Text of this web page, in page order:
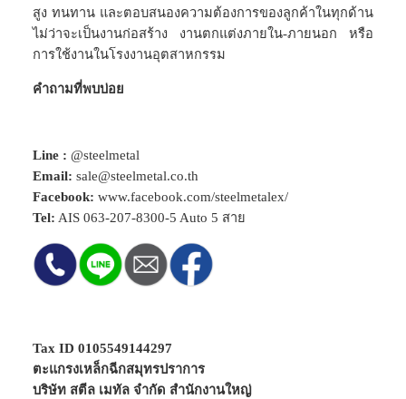
สูง ทนทาน และตอบสนองความต้องการของลูกค้าในทุกด้าน
ไม่ว่าจะเป็นงานก่อสร้าง งานตกแต่งภายใน-ภายนอก หรือ
การใช้งานในโรงงานอุตสาหกรรม
คำถามที่พบบ่อย
Line : @steelmetal
Email: sale@steelmetal.co.th
Facebook: www.facebook.com/steelmetalex/
Tel: AIS 063-207-8300-5 Auto 5 สาย
Tax ID 0105549144297
ตะแกรงเหล็กฉีกสมุทรปราการ
บริษัท สตีล เมทัล จำกัด สำนักงานใหญ่